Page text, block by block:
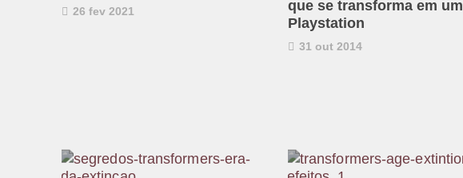
26 fev 2021
que se transforma em um
Playstation
31 out 2014